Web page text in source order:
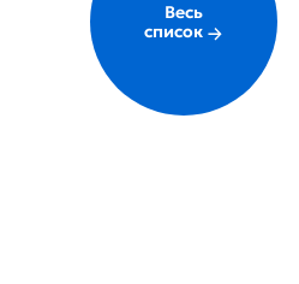
Весь
список